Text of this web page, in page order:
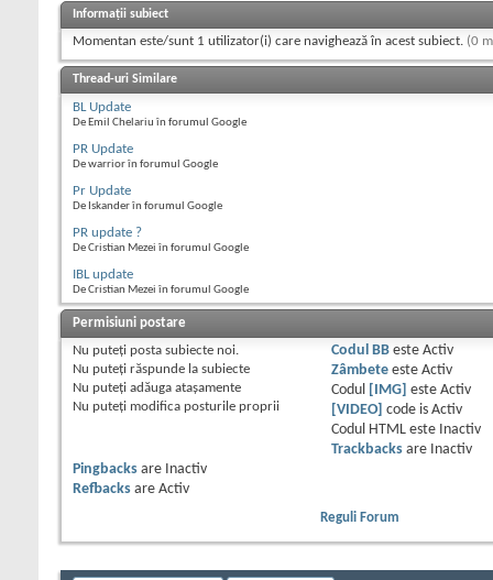
Informații subiect
Momentan este/sunt 1 utilizator(i) care navighează în acest subiect. (0
Thread-uri Similare
BL Update
De Emil Chelariu în forumul Google
PR Update
De warrior în forumul Google
Pr Update
De Iskander în forumul Google
PR update ?
De Cristian Mezei în forumul Google
IBL update
De Cristian Mezei în forumul Google
Permisiuni postare
Nu puteţi posta subiecte noi.
Nu puteţi răspunde la subiecte
Nu puteţi adăuga ataşamente
Nu puteţi modifica posturile proprii
Codul BBeste Activ
Zâmbeteeste Activ
Codul
[IMG] este Activ
[VIDEO] code is Activ
Codul HTML este
Inactiv
Trackbacksare
Inactiv
Pingbacks are
Inactiv
Refbacks are Activ
Reguli Forum